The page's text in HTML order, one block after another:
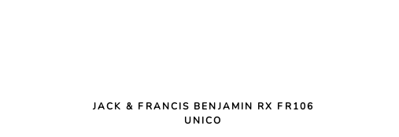
JACK & FRANCIS BENJAMIN RX FR106
UNICO